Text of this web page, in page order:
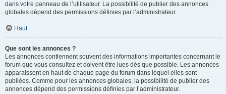
dans votre panneau de l’utilisateur. La possibilité de publier des annonces
globales dépend des permissions définies par l’administrateur.
Haut
Que sont les annonces ?
Les annonces contiennent souvent des informations importantes concernant le
forum que vous consultez et doivent être lues dès que possible. Les annonces
apparaissent en haut de chaque page du forum dans lequel elles sont
publiées. Comme pour les annonces globales, la possibilité de publier des
annonces dépend des permissions définies par l’administrateur.